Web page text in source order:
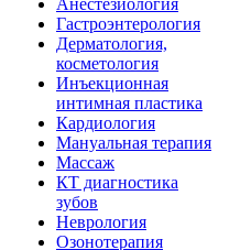
Анестезиология
Гастроэнтерология
Дерматология,
косметология
Инъекционная
интимная пластика
Кардиология
Мануальная терапия
Массаж
КТ диагностика
зубов
Неврология
Озонотерапия